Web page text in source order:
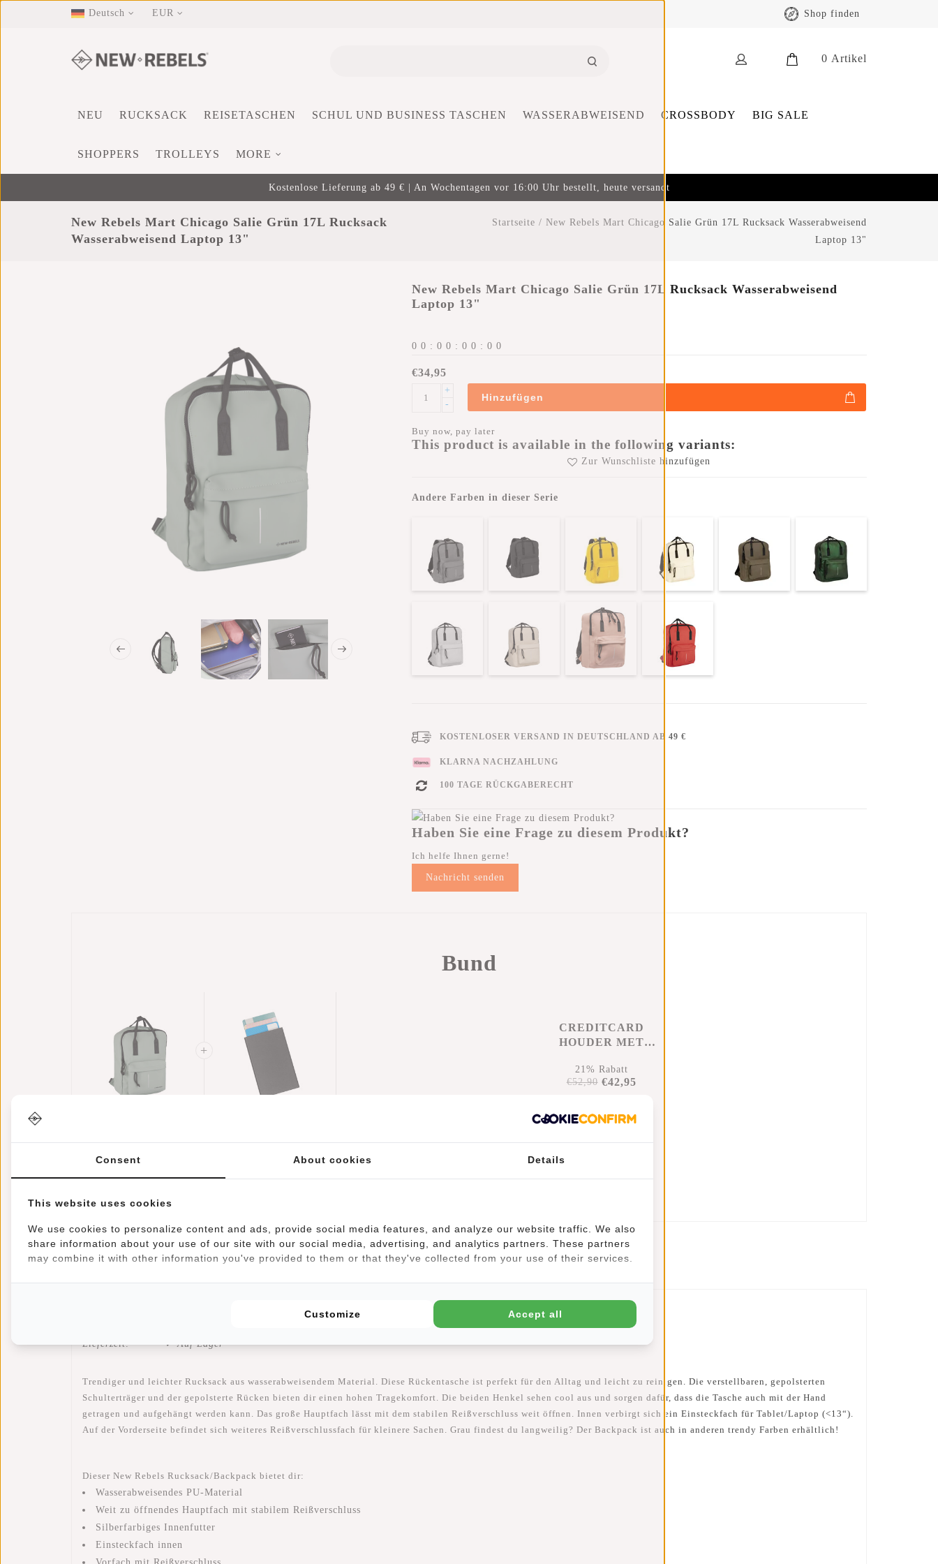
Deutsch EUR Shop finden
0 Artikel
NEU RUCKSACK REISETASCHEN SCHUL UND BUSINESS TASCHEN WASSERABWEISEND CROSSBODY BIG SALE
SHOPPERS TROLLEYS MORE
Kostenlose Lieferung ab 49 € | An Wochentagen vor 16:00 Uhr bestellt, heute versandt
New Rebels Mart Chicago Salie Grün 17L Rucksack
Wasserabweisend Laptop 13"
Startseite / New Rebels Mart Chicago Salie Grün 17L Rucksack Wasserabweisend
Laptop 13"
New Rebels Mart Chicago Salie Grün 17L Rucksack Wasserabweisend
Laptop 13"
0 0 : 0 0 : 0 0 : 0 0
€34,95
+
-
Hinzufügen
Buy now, pay later
This product is available in the following variants:
Zur Wunschliste hinzufügen
Andere Farben in dieser Serie
KOSTENLOSER VERSAND IN DEUTSCHLAND AB 49 €
KLARNA NACHZAHLUNG
100 TAGE RÜCKGABERECHT
Haben Sie eine Frage zu diesem Produkt?
Ich helfe Ihnen gerne!
Nachricht senden
Bund
Rucksack
CREDITCARD
HOUDER MET
21% Rabatt
€52,90 €42,95
Hinzufügen
Lieferzeit:
✓ Auf Lager
Trendiger und leichter Rucksack aus wasserabweisendem Material. Diese Rückentasche ist perfekt für den Alltag und leicht zu reinigen. Die verstellbaren, gepolsterten
Schulterträger und der gepolsterte Rücken bieten dir einen hohen Tragekomfort. Die beiden Henkel sehen cool aus und sorgen dafür, dass die Tasche auch mit der Hand
getragen und aufgehängt werden kann. Das große Hauptfach lässt mit dem stabilen Reißverschluss weit öffnen. Innen verbirgt sich ein Einsteckfach für Tablet/Laptop (<13“).
Auf der Vorderseite befindet sich weiteres Reißverschlussfach für kleinere Sachen. Grau findest du langweilig? Der Backpack ist auch in anderen trendy Farben erhältlich!
Dieser New Rebels Rucksack/Backpack bietet dir:
Wasserabweisendes PU-Material
Weit zu öffnendes Hauptfach mit stabilem Reißverschluss
Silberfarbiges Innenfutter
Einsteckfach innen
Consent About cookies Details
This website uses cookies
We use cookies to personalize content and ads, provide social media features, and analyze our website traffic. We also
share information about your use of our site with our social media, advertising, and analytics partners. These partners
may combine it with other information you've provided to them or that they've collected from your use of their services.
Customize Accept all